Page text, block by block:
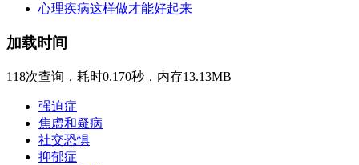
心理疾病这样做才能好起来
加载时间
118次查询，耗时0.170秒，内存13.13MB
强迫症
焦虑和疑病
社交恐惧
抑郁症